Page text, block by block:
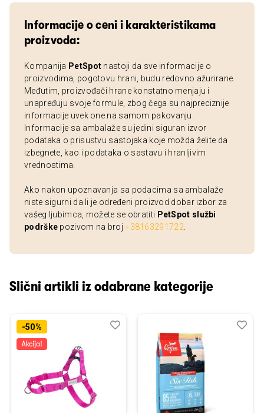
Informacije o ceni i karakteristikama
proizvoda:
Kompanija PetSpot nastoji da sve informacije o
proizvodima, pogotovu hrani, budu redovno ažurirane.
Međutim, proizvođači hrane konstatno menjaju i
unapređuju svoje formule, zbog čega su najpreciznije
informacije uvek one na samom pakovanju.
Informacije sa ambalaže su jedini siguran izvor
podataka o prisustvu sastojaka koje možda želite da
izbegnete, kao i podataka o sastavu i hranljivim
vrednostima.
Ako nakon upoznavanja sa podacima sa ambalaže
niste sigurni da li je određeni proizvod dobar izbor za
vašeg ljubimca, možete se obratiti PetSpot službi
podrške pozivom na broj+38163291722
Slični artikli iz odabrane kategorije
-50%
Dodaj
Uporedi